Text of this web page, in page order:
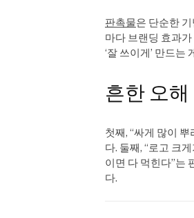
판촉물은 단순한
마다 브랜딩 효과
‘잘 쓰이게’ 만드는
흔한 오
첫째, “싸게 많이
다. 둘째, “로고 크
이면 다 먹힌다”는
다.